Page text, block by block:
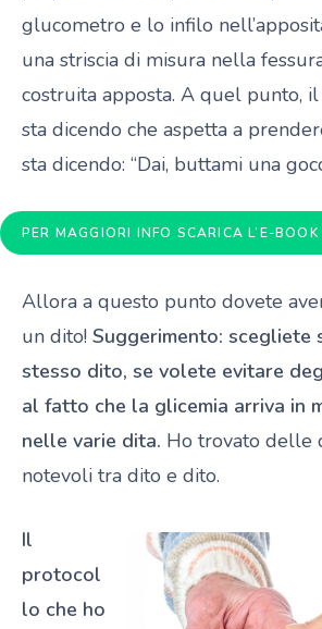
glucometro e lo infilo
una striscia di misura nella
costruita apposta. A quel punto,
sta dicendo che aspetta a
sta dicendo: “Dai, buttami una
PER MAGGIORI INFO SCARICA L’E-
Allora a questo punto dovete
un dito! Suggerimento: scegliete
stesso dito, se volete evitare
al fatto che la glicemia arriva in
nelle varie dita. Ho trovato delle
notevoli tra dito e dito.
Il
protocol
lo che ho